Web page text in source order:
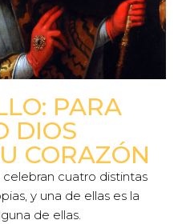
PARA
DIOS
CORAZÓN
cuatro distintas
y una de ellas es la
de ellas.